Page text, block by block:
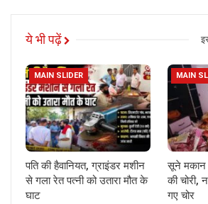
ये भी पढ़ें
MAIN SLIDER
पति की हैवानियत, ग्राइंडर मशीन
से गला रेत पत्नी को उतारा मौत के
घाट
MAIN
सूने मकान
की चोरी,
गए चोर